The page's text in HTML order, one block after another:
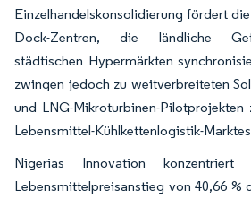
Einzelhandelskonsolidierung fördert
Dock-Zentren, die ländliche
städtischen Hypermärkten
zwingen jedoch zu weitverbreiteten
und LNG-Mikroturbinen-Pilotprojekten
Lebensmittel-Kühlkettenlogistik-
Nigerias Innovation
Lebensmittelpreisanstieg von 40,66 %